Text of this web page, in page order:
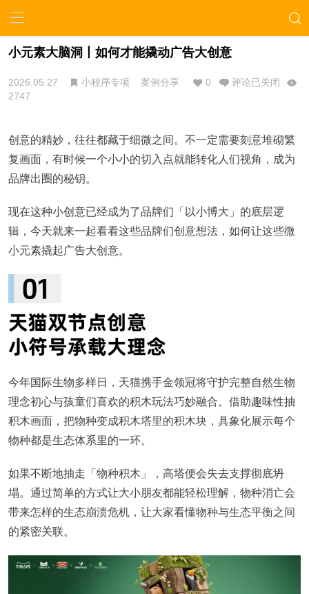
小元素大脑洞丨如何才能撬动广告大创意
2026.05.27 小程序专项 案例分享 0
评论已关闭
2747
创意的精妙，往往都藏于细微之间。不一定需要刻意堆砌繁
复画面，有时候一个小小的切入点就能转化人们视角，成为
品牌出圈的秘钥。
现在这种小创意已经成为了品牌们「以小博大」的底层逻
辑，今天就来一起看看这些品牌们创意想法，如何让这些微
小元素撬起广告大创意。
今年国际生物多样日，天猫携手金领冠将守护完整自然生物
理念初心与孩童们喜欢的积木玩法巧妙融合。借助趣味性抽
积木画面，把物种变成积木塔里的积木块，具象化展示每个
物种都是生态体系里的一环。
如果不断地抽走「物种积木」，高塔便会失去支撑彻底坍
塌。通过简单的方式让大小朋友都能轻松理解，物种消亡会
带来怎样的生态崩溃危机，让大家看懂物种与生态平衡之间
的紧密关联。